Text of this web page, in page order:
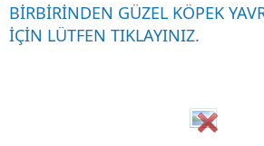
n
i
BİRBİRİNDEN GÜZEL KÖPEK
İÇİN LÜTFEN TIKLAYINIZ.